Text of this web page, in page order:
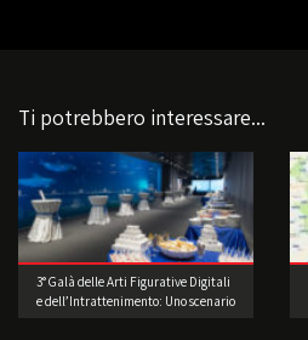
Ti potrebbero interessare...
3° Galà delle Arti Figurative Digitali
e dell’Intrattenimento: Uno scenario